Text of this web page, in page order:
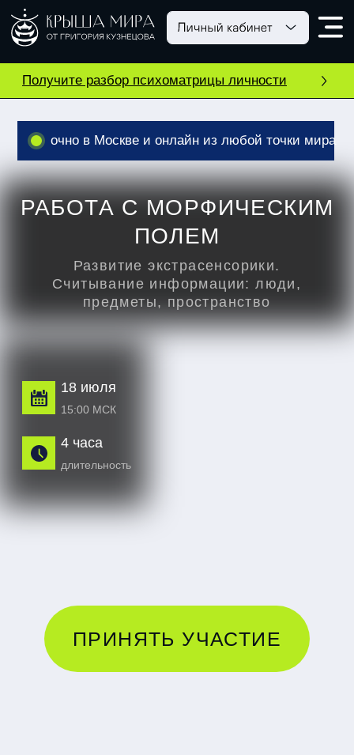
очно в Москве и онлайн из любой точки мира
18 июля
РАБОТА С МОРФИЧЕСКИМ
ПОЛЕМ
Развитие экстрасенсорики.
Считывание информации: люди,
предметы, пространство